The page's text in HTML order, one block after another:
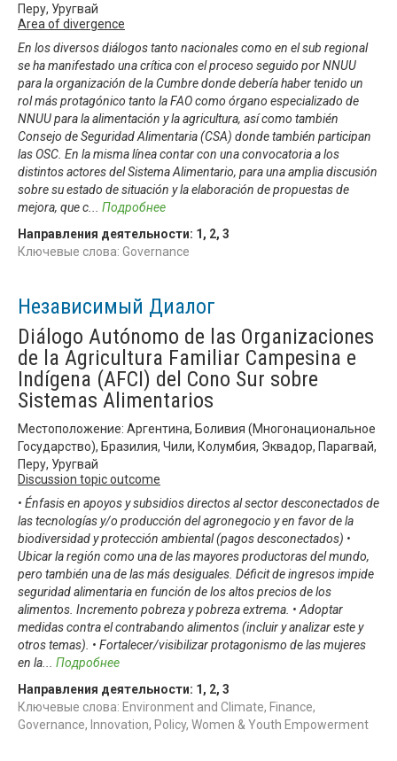
Перу, Уругвай
Area of divergence
En los diversos diálogos tanto nacionales como en el sub regional
se ha manifestado una crítica con el proceso seguido por NNUU
para la organización de la Cumbre donde debería haber tenido un
rol más protagónico tanto la FAO como órgano especializado de
NNUU para la alimentación y la agricultura, así como también
Consejo de Seguridad Alimentaria (CSA) donde también participan
las OSC. En la misma línea contar con una convocatoria a los
distintos actores del Sistema Alimentario, para una amplia discusión
sobre su estado de situación y la elaboración de propuestas de
mejora, que c
Подробнее
Направления деятельности: 1 , 2, 3
Ключевые слова: Governance
Независимый Диалог
Diálogo Autónomo de las Organizaciones
de la Agricultura Familiar Campesina e
Indígena (AFCI) del Cono Sur sobre
Sistemas Alimentarios
Местоположение: Аргентина, Боливия (Многонациональное
Государство), Бразилия, Чили, Колумбия, Эквадор, Парагвай,
Перу, Уругвай
Discussion topic outcome
• Énfasis en apoyos y subsidios directos al sector desconectados de
las tecnologías y/o producción del agronegocio y en favor de la
biodiversidad y protección ambiental (pagos desconectados) •
Ubicar la región como una de las mayores productoras del mundo,
pero también una de las más desiguales. Déficit de ingresos impide
seguridad alimentaria en función de los altos precios de los
alimentos. Incremento pobreza y pobreza extrema. • Adoptar
medidas contra el contrabando alimentos (incluir y analizar este y
otros temas). • Fortalecer/visibilizar protagonismo de las mujeres
en la
Подробнее
Направления деятельности: 1 , 2, 3
Ключевые слова: Environment and Climate, Finance,
Governance, Innovation, Policy, Women & Youth Empowerment